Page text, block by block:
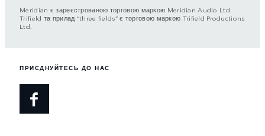
Meridian є зареєстрованою торговою маркою Meridian Audio Ltd.
Trifield та прилад “three fields” є торговою маркою Trifield Productions
Ltd.
ПРИЄДНУЙТЕСЬ ДО НАС